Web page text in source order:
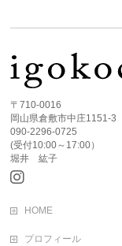
〒710-0016
岡山県倉敷市中庄1151-3
090-2296-0725
(受付10:00～17:00）
堀井 紘子
HOME
プロフィール